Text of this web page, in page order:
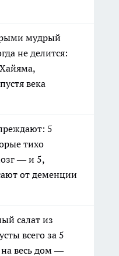
мудрый
не делится:
века
5
тихо
— и 5,
от деменции
салат из
всего за 5
весь дом —